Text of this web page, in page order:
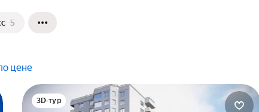
5
цене
3D-тур